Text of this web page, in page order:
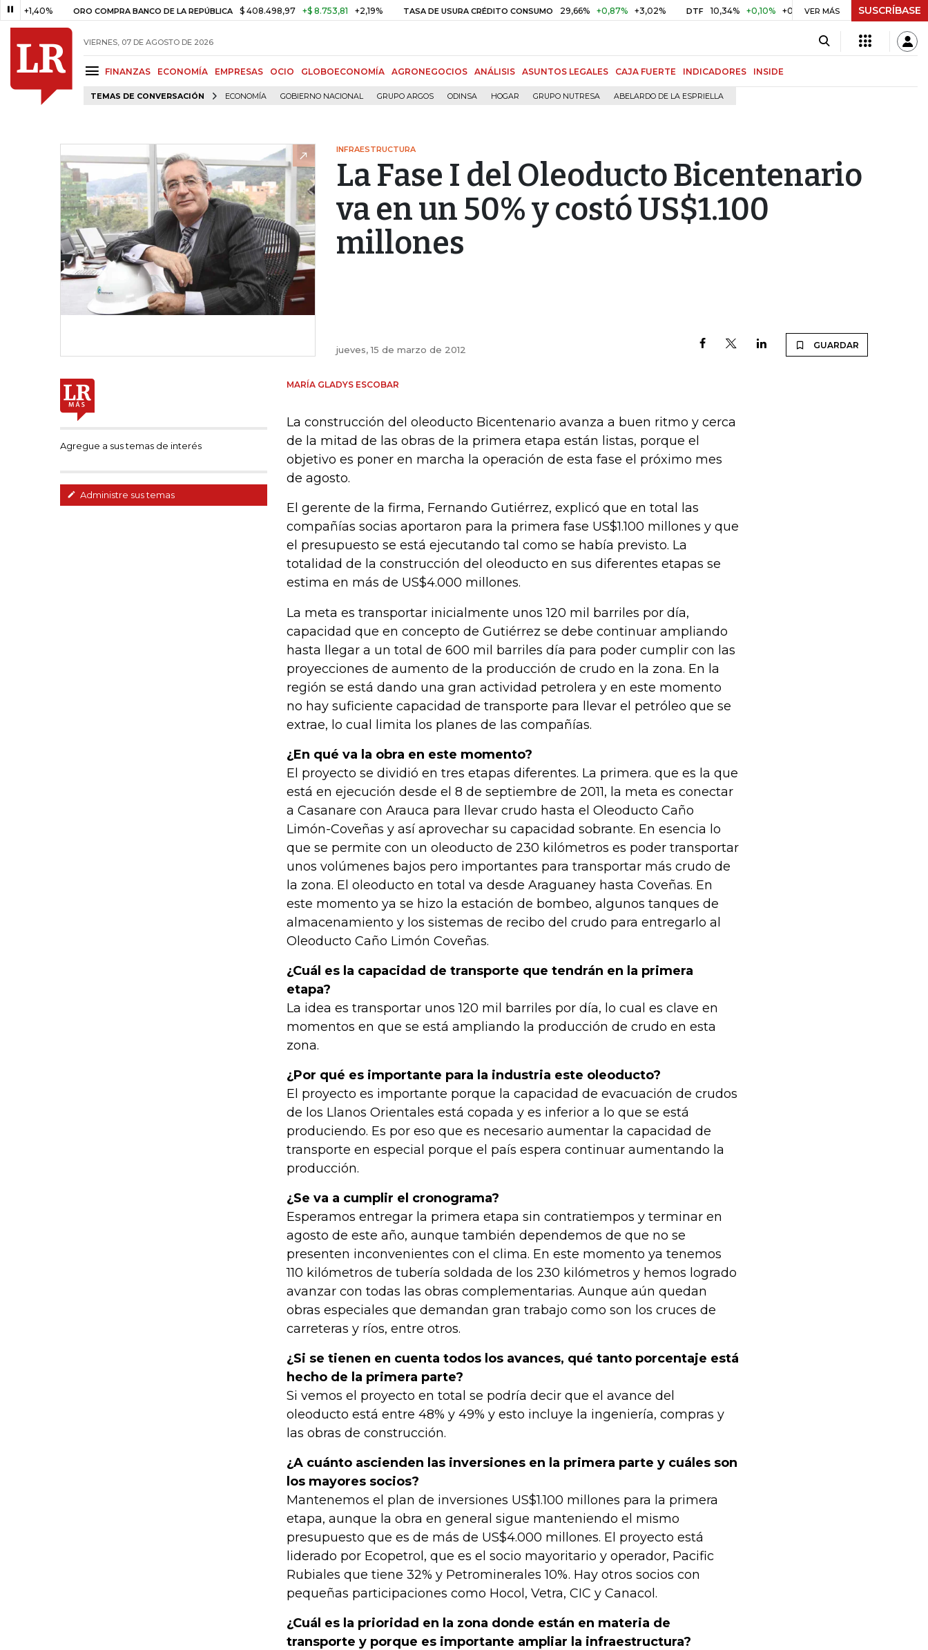
ORO COMPRA BANCO DE LA REPÚBLICA $ 408.498,97 +$ 8.753,81 +2,19% TASA DE USURA CRÉDITO CONSUMO 29,66% +0,87% +3,02% DTF 10,34% +0,10% +0,98% UVR $ 416,91 +$ 0,05 +0,01%
VER MÁS SUSCRÍBASE
VIERNES, 07 DE AGOSTO DE 2026
FINANZAS ECONOMÍA EMPRESAS OCIO GLOBOECONOMÍA AGRONEGOCIOS ANÁLISIS ASUNTOS LEGALES CAJA FUERTE INDICADORES INSIDE
TEMAS DE CONVERSACIÓN ECONOMÍA GOBIERNO NACIONAL GRUPO ARGOS ODINSA HOGAR GRUPO NUTRESA ABELARDO DE LA ESPRIELLA
INFRAESTRUCTURA
La Fase I del Oleoducto Bicentenario
va en un 50% y costó US$1.100
millones
jueves, 15 de marzo de 2012 GUARDAR
Agregue a sus temas de interés
Administre sus temas
MARÍA GLADYS ESCOBAR
La construcción del oleoducto Bicentenario avanza a buen ritmo y cerca
de la mitad de las obras de la primera etapa están listas, porque el
objetivo es poner en marcha la operación de esta fase el próximo mes
de agosto.
El gerente de la firma, Fernando Gutiérrez, explicó que en total las
compañías socias aportaron para la primera fase US$1.100 millones y que
el presupuesto se está ejecutando tal como se había previsto. La
totalidad de la construcción del oleoducto en sus diferentes etapas se
estima en más de US$4.000 millones.
La meta es transportar inicialmente unos 120 mil barriles por día,
capacidad que en concepto de Gutiérrez se debe continuar ampliando
hasta llegar a un total de 600 mil barriles día para poder cumplir con las
proyecciones de aumento de la producción de crudo en la zona. En la
región se está dando una gran actividad petrolera y en este momento
no hay suficiente capacidad de transporte para llevar el petróleo que se
extrae, lo cual limita los planes de las compañías.
¿En qué va la obra en este momento?
El proyecto se dividió en tres etapas diferentes. La primera. que es la que
está en ejecución desde el 8 de septiembre de 2011, la meta es conectar
a Casanare con Arauca para llevar crudo hasta el Oleoducto Caño
Limón-Coveñas y así aprovechar su capacidad sobrante. En esencia lo
que se permite con un oleoducto de 230 kilómetros es poder transportar
unos volúmenes bajos pero importantes para transportar más crudo de
la zona. El oleoducto en total va desde Araguaney hasta Coveñas. En
este momento ya se hizo la estación de bombeo, algunos tanques de
almacenamiento y los sistemas de recibo del crudo para entregarlo al
Oleoducto Caño Limón Coveñas.
¿Cuál es la capacidad de transporte que tendrán en la primera
etapa?
La idea es transportar unos 120 mil barriles por día, lo cual es clave en
momentos en que se está ampliando la producción de crudo en esta
zona.
¿Por qué es importante para la industria este oleoducto?
El proyecto es importante porque la capacidad de evacuación de crudos
de los Llanos Orientales está copada y es inferior a lo que se está
produciendo. Es por eso que es necesario aumentar la capacidad de
transporte en especial porque el país espera continuar aumentando la
producción.
¿Se va a cumplir el cronograma?
Esperamos entregar la primera etapa sin contratiempos y terminar en
agosto de este año, aunque también dependemos de que no se
presenten inconvenientes con el clima. En este momento ya tenemos
110 kilómetros de tubería soldada de los 230 kilómetros y hemos logrado
avanzar con todas las obras complementarias. Aunque aún quedan
obras especiales que demandan gran trabajo como son los cruces de
carreteras y ríos, entre otros.
¿Si se tienen en cuenta todos los avances, qué tanto porcentaje está
hecho de la primera parte?
Si vemos el proyecto en total se podría decir que el avance del
oleoducto está entre 48% y 49% y esto incluye la ingeniería, compras y
las obras de construcción.
¿A cuánto ascienden las inversiones en la primera parte y cuáles son
los mayores socios?
Mantenemos el plan de inversiones US$1.100 millones para la primera
etapa, aunque la obra en general sigue manteniendo el mismo
presupuesto que es de más de US$4.000 millones. El proyecto está
liderado por Ecopetrol, que es el socio mayoritario y operador, Pacific
Rubiales que tiene 32% y Petrominerales 10%. Hay otros socios con
pequeñas participaciones como Hocol, Vetra, CIC y Canacol.
¿Cuál es la prioridad en la zona donde están en materia de
transporte y porque es importante ampliar la infraestructura?